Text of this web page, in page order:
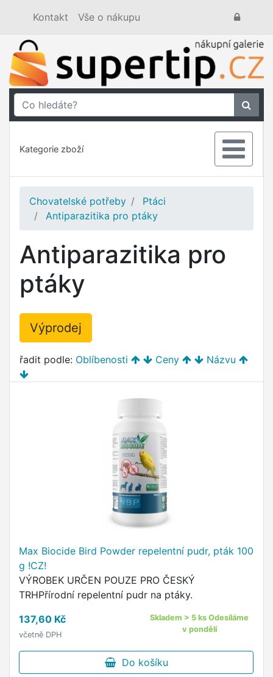
Kontakt Vše o nákupu
Kategorie zboží
Chovatelské potřeby
Ptáci
Antiparazitika pro ptáky
Antiparazitika pro
ptáky
Výprodej
řadit podle: Oblíbenosti Ceny Názvu
Max Biocide Bird Powder repelentní pudr, pták 100
g !CZ!
VÝROBEK URČEN POUZE PRO ČESKÝ
TRHPřírodní repelentní pudr na ptáky.
137,60 Kč
včetně DPH
Skladem > 5 ks Odesíláme
v pondělí
Do košíku